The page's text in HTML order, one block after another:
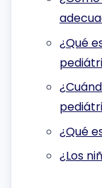
¿Qué
¿Qué
¿Los